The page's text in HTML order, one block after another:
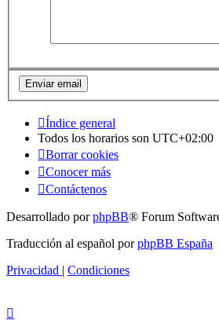
Índice general
Todos los horarios son UTC+02:00
Borrar cookies
Conocer más
Contáctenos
Desarrollado porphpBB® Forum
Traducción al español porphpBB España
Privacidad | Condiciones